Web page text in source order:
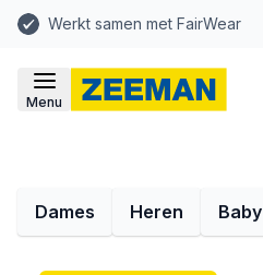
Werkt samen met FairWear
Menu
Dames Heren Baby